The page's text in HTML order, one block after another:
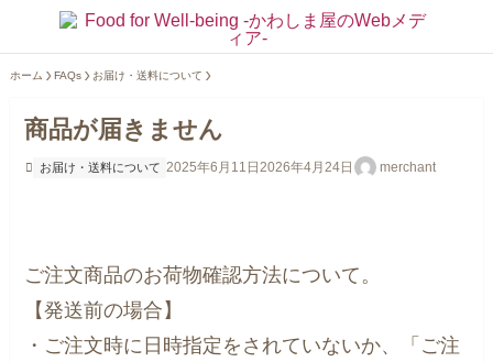
ホーム FAQs お届け・送料について
商品が届きません
お届け・送料について 2025年6月11日2026年4月24日 merchant
ご注文商品のお荷物確認方法について。
【発送前の場合】
・ご注文時に日時指定をされていないか、「ご注